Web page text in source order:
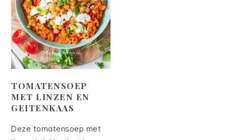
TOMATENSOEP
MET LINZEN EN
GEITENKAAS
Deze tomatensoep met